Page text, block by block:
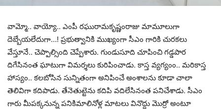
వామ్మో.. వాయ్యో.. ఎంపీ ర‌ఘురామ‌కృష్ణంరాజు మామూలుగా
దెబ్బేయ‌లేదుగా…! ప్ర‌భుత్వానికి ముఖ్యంగా సీఎం గారికి చుర‌క‌లు
వేస్తూనే.. చెప్పాల్సింది చెప్పేశారు. గుండుసూది చూపించి గ‌డ్డ‌పార
దిగేసినంత ఘాటుగా విమ‌ర్శ‌లు కురిపించాడు. కాస్త వ్య‌గ్యంం.. మ‌రికాస్త
హాస్యం.. క‌ల‌బోసిన సున్నితంగా అనిపించే అంశాల‌ను కూడా చాలా
తెలివిగా క‌దిపాడు. తేనెతుట్టెను క‌దిపి వ‌దిలేసినంత ప‌నిచేశాడు. సీఎం
గారు మీప‌క్క‌నున్న ప‌నికిమాలినోళ్ల మాట‌లు వినొద్దు మొర్రో అంటూ